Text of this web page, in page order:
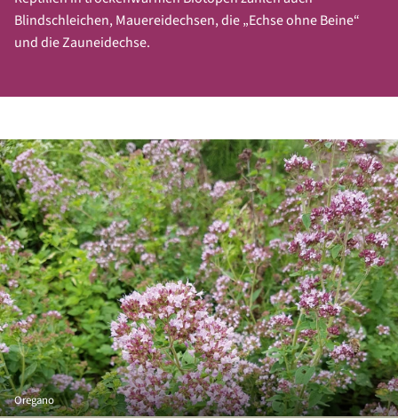
Blindschleichen, Mauereidechsen, die „Echse ohne Beine“
und die Zauneidechse.
Oregano